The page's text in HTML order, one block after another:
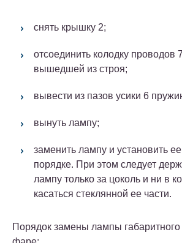
снять крышку 2;
отсоединить колодку проводов
вышедшей из строя;
вывести из пазов усики 6
вынуть лампу;
заменить лампу и установить
порядке. При этом следует
лампу только за цоколь и ни в
касаться стеклянной ее части.
Порядок замены лампы габаритного